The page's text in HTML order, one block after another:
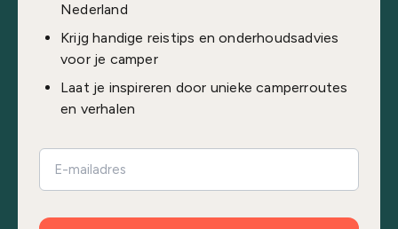
Nederland
Krijg handige reistips en onderhoudsadvies
voor je camper
Laat je inspireren door unieke camperroutes
en verhalen